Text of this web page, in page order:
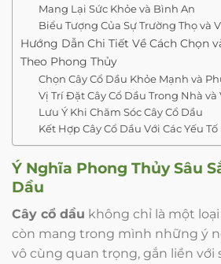
Mang Lại Sức Khỏe và Bình An
Biểu Tượng Của Sự Trường Thọ và
Hướng Dẫn Chi Tiết Về Cách Chọn
Theo Phong Thủy
Chọn Cây Cổ Dầu Khỏe Mạnh và
Vị Trí Đặt Cây Cổ Dầu Trong Nhà và
Lưu Ý Khi Chăm Sóc Cây Cổ Dầu
Kết Hợp Cây Cổ Dầu Với Các Yếu
Ý Nghĩa Phong Thủy Sâu
Dầu
Cây cổ dầu không chỉ là một
còn mang trong mình những ý
vô cùng quan trọng, gắn liền với